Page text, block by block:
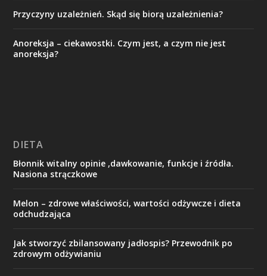
Przyczyny uzależnień. Skąd się biorą uzależnienia?
Anoreksja – ciekawostki. Czym jest, a czym nie jest
anoreksja?
DIETA
Błonnik witalny opinie ,dawkowanie, funkcje i źródła.
Nasiona strączkowe
Melon – zdrowe właściwości, wartości odżywcze i dieta
odchudzająca
Jak stworzyć zbilansowany jadłospis? Przewodnik po
zdrowym odżywianiu